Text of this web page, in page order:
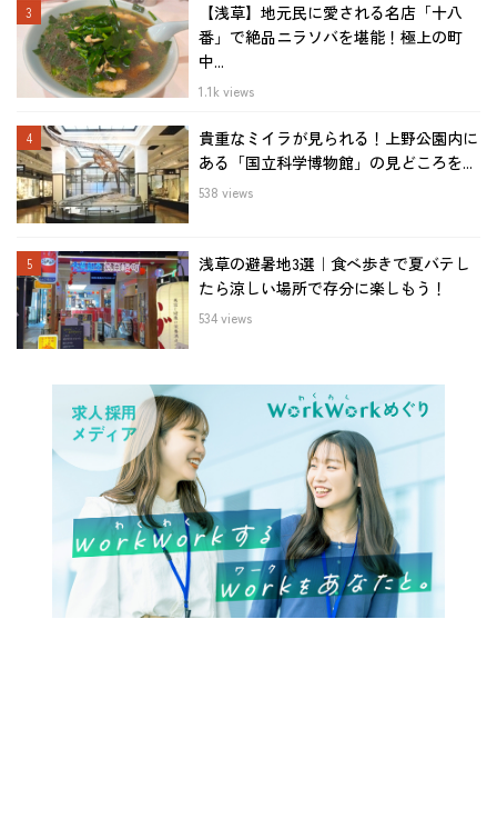
【浅草】地元民に愛される名店「十八
番」で絶品ニラソバを堪能！極上の町
中...
1.1k views
貴重なミイラが見られる！上野公園内に
ある「国立科学博物館」の見どころを...
538 views
浅草の避暑地3選｜食べ歩きで夏バテし
たら涼しい場所で存分に楽しもう！
534 views